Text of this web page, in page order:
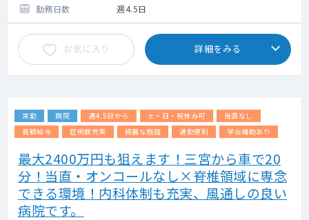
外来数 ：20～30名程度
病棟 ：20名程度
主な症例：転倒・交通災害等による外傷（骨
折・脱臼等）や加齢に伴う変形性疾患
【休日・休暇】
休暇5日
勤務日数 週4.5日
お気に入り 詳細をみる
常勤 病院 週4.5日から 土・日・祝休み可
当直なし
高額給与
症例数充実 綺麗な施設 通勤便利 学会補助あり
最大2400万円も狙えます！三宮から車で20
分！当直・オンコールなし×脊椎領域に専念
できる環境！内科体制も充実、風通しの良い
病院です。